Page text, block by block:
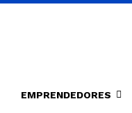
EMPRENDEDORES